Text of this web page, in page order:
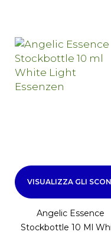
VISUALIZZA GLI
Angelic Essence
Stockbottle 10 Ml